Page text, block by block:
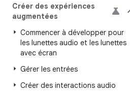
Créer des expériences
augmentées
Commencer à développer pour
les lunettes audio et les lunettes
avec écran
Gérer les entrées
Créer des interactions audio